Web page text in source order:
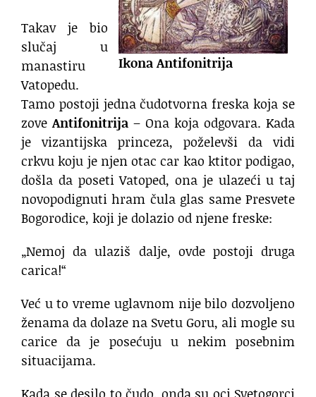
Ikona Antifonitrija
Takav je bio
slučaj u
manastiru
Vatopedu.
Tamo postoji jedna čudotvorna freska koja se
zoveAntifonitrija – Ona koja odgovara. Kada
je vizantijska princeza, poželevši da vidi
crkvu koju je njen otac car kao ktitor podigao,
došla da poseti Vatoped, ona je ulazeći u taj
novopodignuti hram čula glas same Presvete
Bogorodice, koji je dolazio od njene freske:
„Nemoj da ulaziš dalje, ovde postoji druga
carica!“
Već u to vreme uglavnom nije bilo dozvoljeno
ženama da dolaze na Svetu Goru, ali mogle su
carice da je posećuju u nekim posebnim
situacijama.